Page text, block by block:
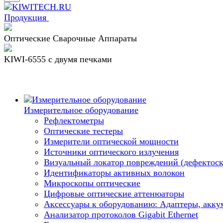
Продукция
Оптические Сварочные Аппараты
KIWI-6555 c двумя печками
Измерительное оборудование
Рефлектометры
Оптические тестеры
Измерители оптической мощности
Источники оптического излучения
Визуальный локатор повреждений
Идентификаторы активных волокон
Микроскопы оптические
Цифровые оптические аттенюаторы
Аксессуары к оборудованию: Адаптеры,
Анализатор протоколов Gigabit Ethernet